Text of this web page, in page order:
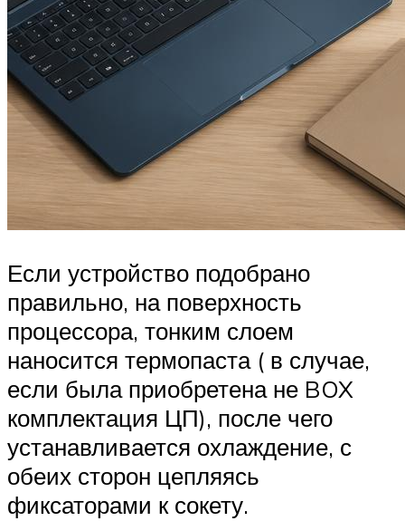
Если устройство подобрано
правильно, на поверхность
процессора, тонким слоем
наносится термопаста ( в случае,
если была приобретена не BOX
комплектация ЦП), после чего
устанавливается охлаждение, с
обеих сторон цепляясь
фиксаторами к сокету.